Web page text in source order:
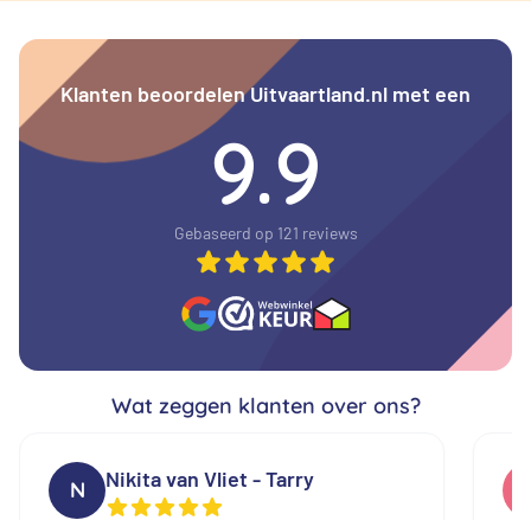
Klanten beoordelen Uitvaartland.nl met een
9.9
Gebaseerd op 121 reviews
Wat zeggen klanten over ons?
N Nikita van Vliet - Tarry